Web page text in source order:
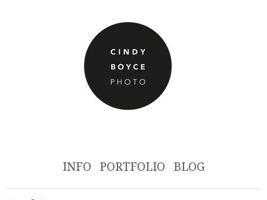
INFO PORTFOLIO BLOG